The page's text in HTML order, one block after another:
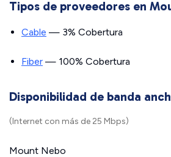
Tipos de proveedores en
Cable — 3% Cobertura
Fiber — 100% Cobertura
Disponibilidad de banda
(Internet con más de 25 Mbps)
Mount Nebo